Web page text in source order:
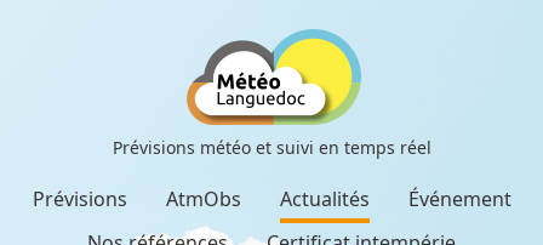
Prévisions météo et suivi en temps réel
Prévisions AtmObs Actualités
Événement